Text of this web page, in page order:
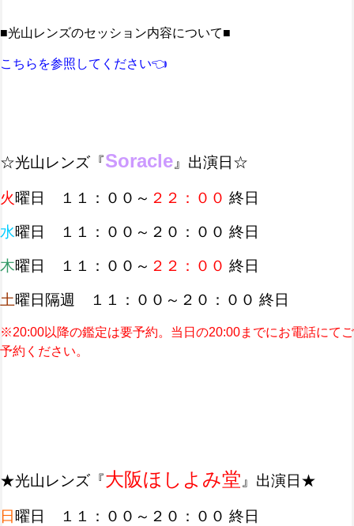
■光山レンズのセッション内容について■
こちらを参照してください👈
☆光山レンズ『Soracle』出演日☆
火曜日 １１：００～ ２２：００ 終日
水曜日 １１：００～２０：００ 終日
木曜日 １１：００～ ２２：００ 終日
土曜日隔週 １１：００～２０：００ 終日
※20:00以降の鑑定は要予約。 当日の20:00までにお電話にてご
予約ください。
★光山レンズ『大阪ほしよみ堂』出演日★
日 曜日 １１：００～２０：００ 終日